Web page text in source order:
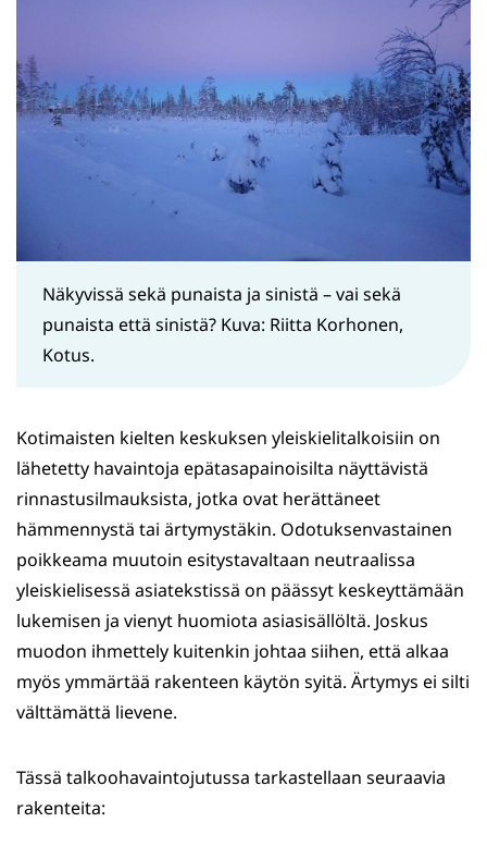
Näkyvissä sekä punaista ja sinistä – vai sekä
punaista että sinistä? Kuva: Riitta Korhonen,
Kotus.
Kotimaisten kielten keskuksen yleiskielitalkoisiin on
lähetetty havaintoja epätasapainoisilta näyttävistä
rinnastusilmauksista, jotka ovat herättäneet
hämmennystä tai ärtymystäkin. Odotuksenvastainen
poikkeama muutoin esitystavaltaan neutraalissa
yleiskielisessä asiatekstissä on päässyt keskeyttämään
lukemisen ja vienyt huomiota asiasisällöltä. Joskus
muodon ihmettely kuitenkin johtaa siihen, että alkaa
myös ymmärtää rakenteen käytön syitä. Ärtymys ei silti
välttämättä lievene.
Tässä talkoohavaintojutussa tarkastellaan seuraavia
rakenteita: